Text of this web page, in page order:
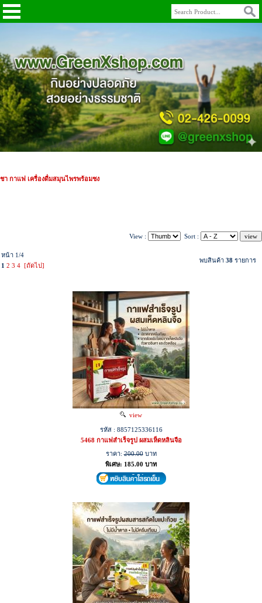
ชา กาแฟ เครื่องดื่มสมุนไพรพร้อมชง
View : Sort :
หน้า 1/4
1 2 3 4 [ถัดไป]
พบสินค้า 38 รายการ
view
รหัส : 8857125336116
5468 กาแฟสำเร็จรูป ผสมเห็ดหลินจือ
ราคา:200.00บาท
พิเศษ: 185.00 บาท